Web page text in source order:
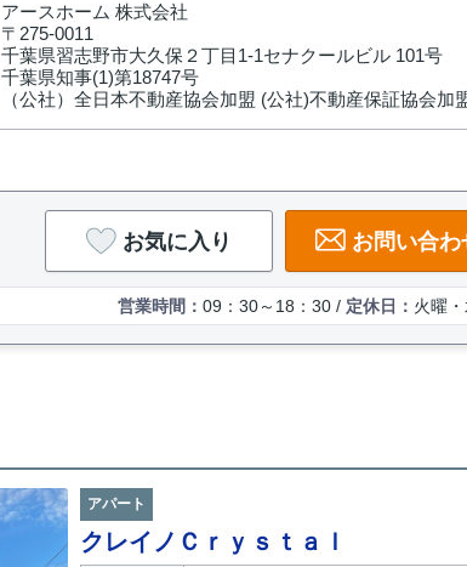
アースホーム 株式会社
〒275-0011
千葉県習志野市大久保２丁目1-1セナクールビル 101号
千葉県知事(1)第18747号
（公社）全日本不動産協会加盟 (公社)不動産保証協会
お気に入り お問い合わ
営業時間： 09：30～18：30 / 定休日： 火曜
アパート
クレイノＣｒｙｓｔａｌ